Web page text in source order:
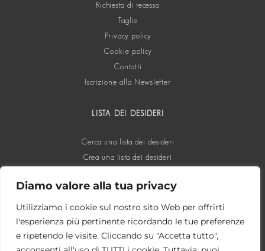
Diamo valore alla tua privacy
Utilizziamo i cookie sul nostro sito Web per offrirti
l'esperienza più pertinente ricordando le tue preferenze
e ripetendo le visite. Cliccando su "Accetta tutto",
Richiesta di recesso
Taglie
Privacy policy
Cookie policy
Contatti
Iscrizione alla Newsletter
LISTA DEI DESIDERI
Cerca una lista dei desideri
Crea una lista dei desideri
SOCIAL